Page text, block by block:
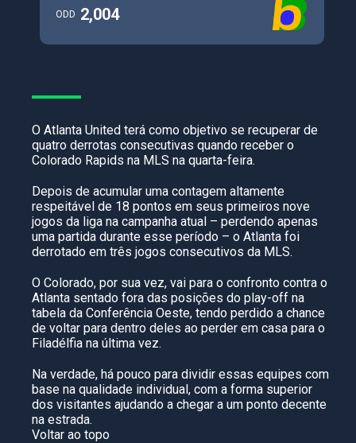
ODD 2,004
O Atlanta United terá como objetivo se recuperar de
quatro derrotas consecutivas quando receber o
Colorado Rapids na MLS na quarta-feira.
Depois de acumular uma contagem altamente
respeitável de 18 pontos em seus primeiros nove
jogos da liga na campanha atual – perdendo apenas
uma partida durante esse período – o Atlanta foi
derrotado em três jogos consecutivos da MLS.
O Colorado, por sua vez, vai para o confronto contra o
Atlanta sentado fora das posições do play-off na
tabela da Conferência Oeste, tendo perdido a chance
de voltar para dentro deles ao perder em casa para o
Filadélfia na última vez.
Na verdade, há pouco para dividir essas equipes com
base na qualidade individual, com a forma superior
dos visitantes ajudando a chegar a um ponto decente
na estrada.
Voltar ao topo